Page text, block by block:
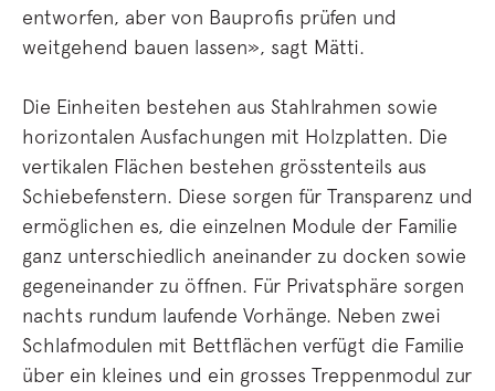
entworfen, aber von Bauprofis prüfen und
weitgehend bauen lassen», sagt Mätti.
Die Einheiten bestehen aus Stahlrahmen sowie
horizontalen Ausfachungen mit Holzplatten. Die
vertikalen Flächen bestehen grösstenteils aus
Schiebefenstern. Diese sorgen für Transparenz und
ermöglichen es, die einzelnen Module der Familie
ganz unterschiedlich aneinander zu docken sowie
gegeneinander zu öffnen. Für Privatsphäre sorgen
nachts rundum laufende Vorhänge. Neben zwei
Schlafmodulen mit Bettflächen verfügt die Familie
über ein kleines und ein grosses Treppenmodul zur